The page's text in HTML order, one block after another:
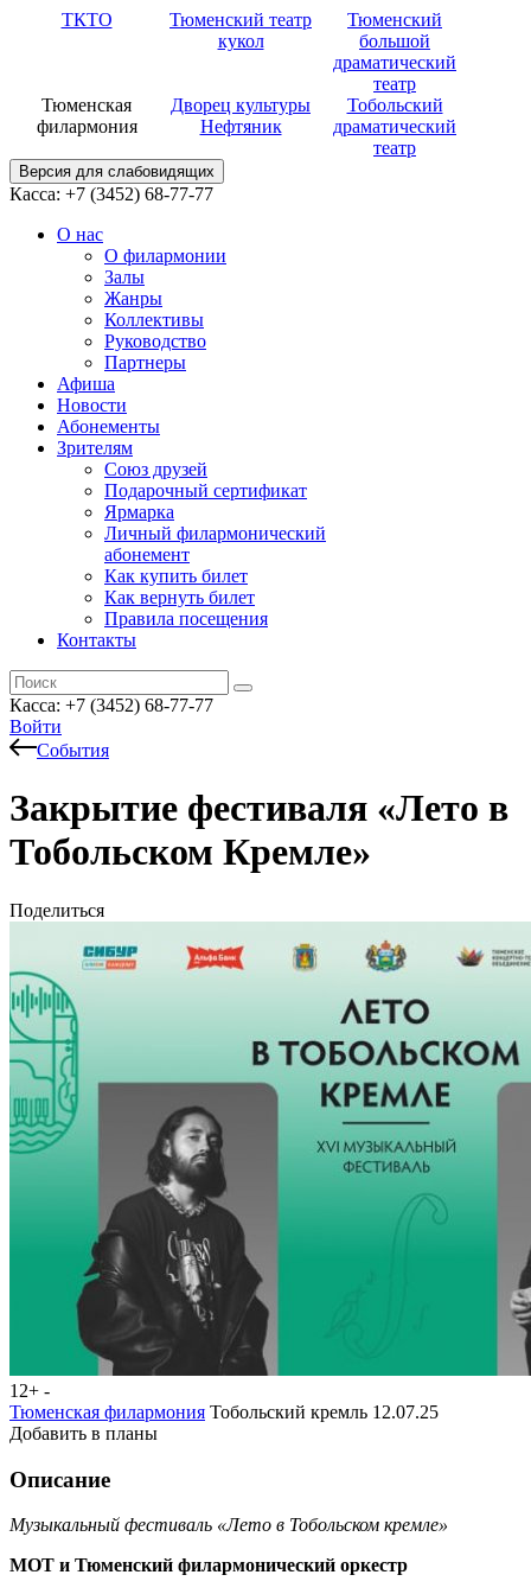
ТКТО
Тюменский театр
кукол
Тюменский
большой
драматический
театр
Тюменская
филармония
Дворец культуры
Нефтяник
Тобольский
драматический
театр
Версия для слабовидящих
Касса: +7 (3452) 68-77-77
О нас
О филармонии
Залы
Жанры
Коллективы
Руководство
Партнеры
Афиша
Новости
Абонементы
Зрителям
Союз друзей
Подарочный сертификат
Ярмарка
Личный филармонический
абонемент
Как купить билет
Как вернуть билет
Правила посещения
Контакты
Касса: +7 (3452) 68-77-77
Войти
События
Закрытие фестиваля «Лето в
Тобольском Кремле»
Поделиться
12+ -
Тюменская филармония Тобольский кремль 12.07.25
Добавить в планы
Описание
Музыкальный фестиваль «Лето в Тобольском кремле»
МОТ и Тюменский филармонический оркестр